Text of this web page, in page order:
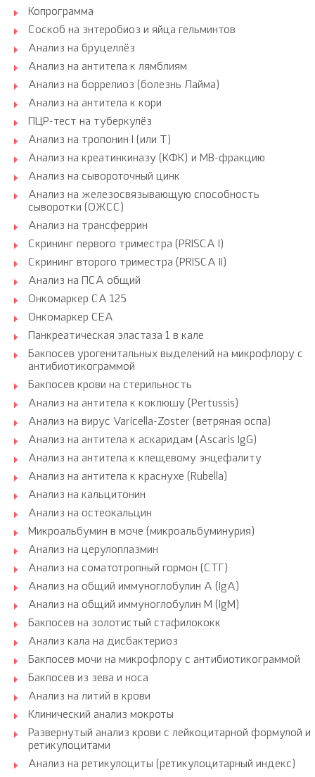
Копрограмма
Соскоб на энтеробиоз и яйца гельминтов
Анализ на бруцеллёз
Анализ на антитела к лямблиям
Анализ на боррелиоз (болезнь Лайма)
Анализ на антитела к кори
ПЦР-тест на туберкулёз
Анализ на тропонин I (или Т)
Анализ на креатинкиназу (КФК) и МВ-фракцию
Анализ на сывороточный цинк
Анализ на железосвязывающую способность
сыворотки (ОЖСС)
Анализ на трансферрин
Скрининг первого триместра (PRISCA I)
Скрининг второго триместра (PRISCA II)
Анализ на ПСА общий
Онкомаркер CA 125
Онкомаркер CEA
Панкреатическая эластаза 1 в кале
Бакпосев урогенитальных выделений на микрофлору с
антибиотикограммой
Бакпосев крови на стерильность
Анализ на антитела к коклюшу (Pertussis)
Анализ на вирус Varicella-Zoster (ветряная оспа)
Анализ на антитела к аскаридам (Ascaris IgG)
Анализ на антитела к клещевому энцефалиту
Анализ на антитела к краснухе (Rubella)
Анализ на кальцитонин
Анализ на остеокальцин
Микроальбумин в моче (микроальбуминурия)
Анализ на церулоплазмин
Анализ на соматотропный гормон (СТГ)
Анализ на общий иммуноглобулин A (IgA)
Анализ на общий иммуноглобулин M (IgM)
Бакпосев на золотистый стафилококк
Анализ кала на дисбактериоз
Бакпосев мочи на микрофлору с антибиотикограммой
Бакпосев из зева и носа
Анализ на литий в крови
Клинический анализ мокроты
Развернутый анализ крови с лейкоцитарной формулой и
ретикулоцитами
Анализ на ретикулоциты (ретикулоцитарный индекс)